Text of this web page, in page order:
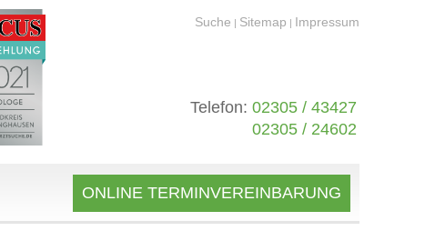
Suche | Sitemap | Impressum
Telefon: 02305 / 43427
02305 / 24602
ONLINE TERMINVEREINBARUNG